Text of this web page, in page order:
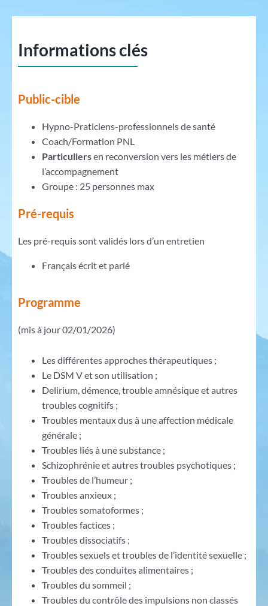
Informations clés
Public-cible
Hypno-Praticiens-professionnels de santé
Coach/Formation PNL
Particuliersen reconversion vers les métiers de
l’accompagnement
Groupe : 25 personnes max
Pré-requis
Les pré-requis sont validés lors d’un entretien
Français écrit et parlé
Programme
(mis à jour 02/01/2026)
Les différentes approches thérapeutiques ;
Le DSM V et son utilisation ;
Delirium, démence, trouble amnésique et autres
troubles cognitifs ;
Troubles mentaux dus à une affection médicale
générale ;
Troubles liés à une substance ;
Schizophrénie et autres troubles psychotiques ;
Troubles de l’humeur ;
Troubles anxieux ;
Troubles somatoformes ;
Troubles factices ;
Troubles dissociatifs ;
Troubles sexuels et troubles de l’identité sexuelle ;
Troubles des conduites alimentaires ;
Troubles du sommeil ;
Troubles du contrôle des impulsions non classés